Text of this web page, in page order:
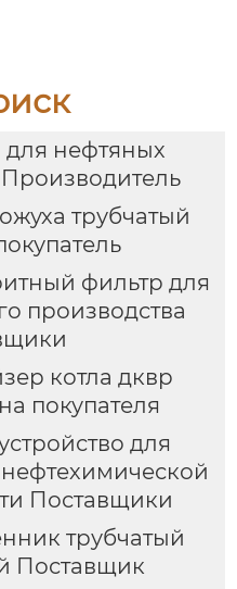
для нефтяных
трубчатый
фильтр для
производства
котла дквр
покупателя
для
Поставщики
трубчатый
Поставщик